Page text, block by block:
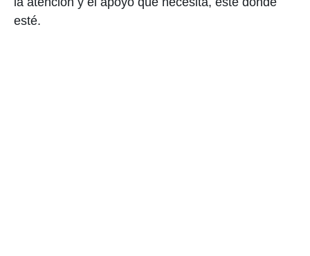
esté.